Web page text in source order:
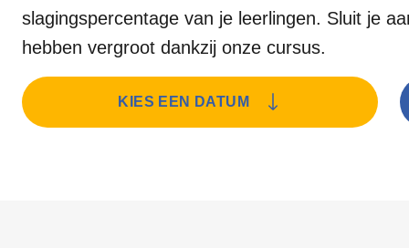
slagingspercentage van je leerlingen. Sluit je
hebben vergroot dankzij onze cursus.
KIES EEN DATUM